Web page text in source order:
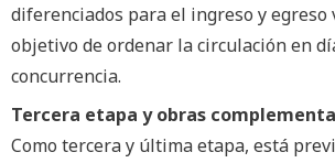
diferenciados para el ingreso y egreso
objetivo de ordenar la circulación en
concurrencia.
Tercera etapa y obras
Como tercera y última etapa, está